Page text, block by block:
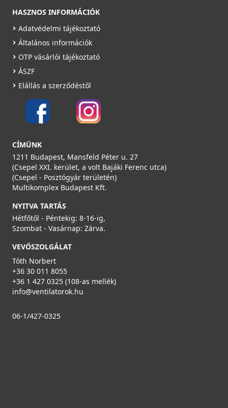
HASZNOS INFORMÁCIÓK
Adatvédelmi tájékoztató
Általános információk
OTP vásárlói tájékoztató
ÁSZF
Elállás a szerződéstől
CÍMÜNK
1211 Budapest, Mansfeld Péter u. 27
(Csepel XXI. kerület, a volt Bajáki Ferenc utca)
(Csepel - Posztógyár területén)
Multikomplex Budapest Kft.
NYITVA TARTÁS
Hétfőtől - Péntekig: 8-16-ig,
Szombat - Vasárnap: Zárva.
VEVŐSZOLGÁLAT
Tóth Norbert
+36 30 011 8055
+36 1 427 0325 (108-as mellék)
info@ventilatorok.hu
06-1/427-0325